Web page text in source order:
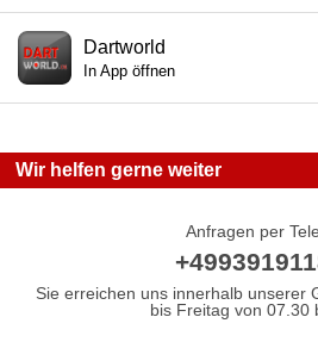
Dartworld
In App öffnen
Wir helfen gerne weiter
Anfragen per
Sie erreichen uns innerhalb unserer
bis Freitag von 07.30